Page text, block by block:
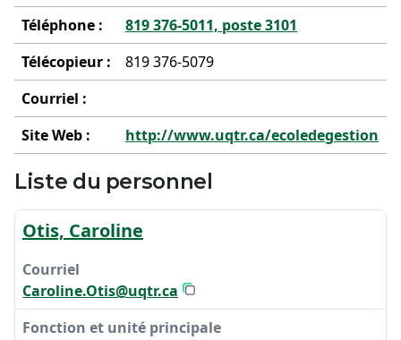
Téléphone :
819 376-5011, poste 3101
Télécopieur :
819 376-5079
Courriel :
Site Web :
http://www.uqtr.ca/ecoledegestion
Liste du personnel
Otis, Caroline
Caroline.Otis@uqtr.ca